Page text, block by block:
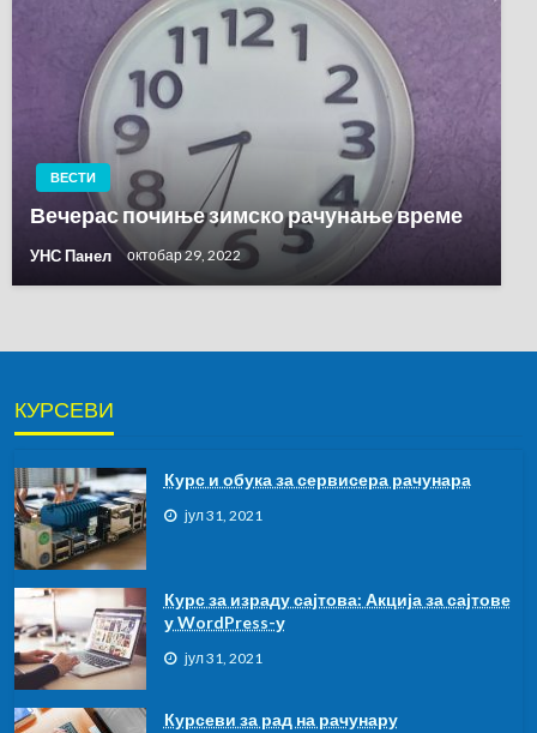
ВЕСТИ
Вечерас почиње зимско рачунање време
УНС Панел октобар 29, 2022
КУРСЕВИ
Курс и обука за сервисера рачунара
јул 31, 2021
Курс за израду сајтова: Акција за сајтове
у WordPress-у
јул 31, 2021
Курсеви за рад на рачунару